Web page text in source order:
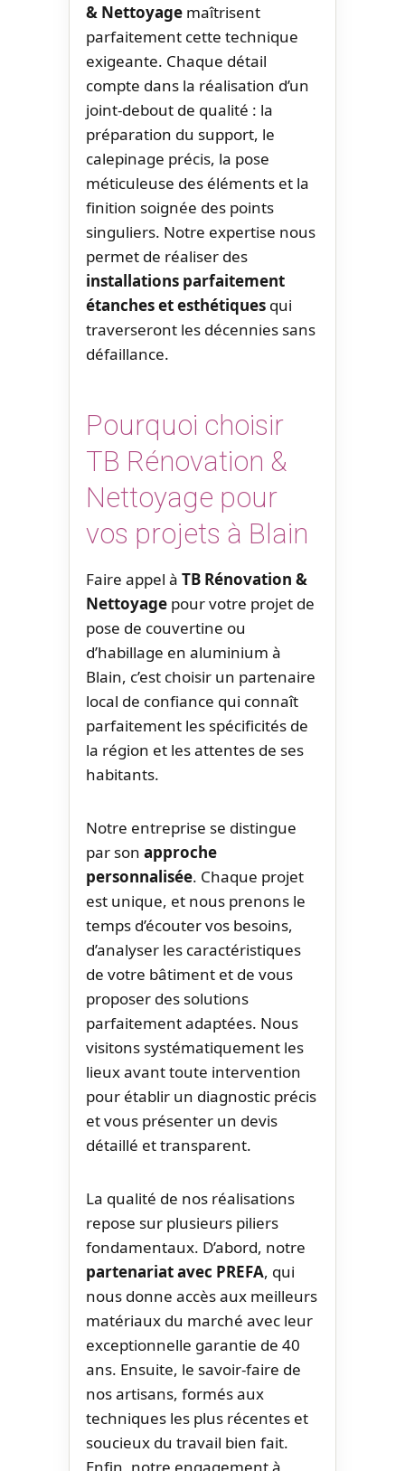
& Nettoyage maîtrisent
parfaitement cette technique
exigeante. Chaque détail
compte dans la réalisation d’un
joint-debout de qualité : la
préparation du support, le
calepinage précis, la pose
méticuleuse des éléments et la
finition soignée des points
singuliers. Notre expertise nous
permet de réaliser des
installations parfaitement
étanches et esthétiques qui
traverseront les décennies sans
défaillance.
Pourquoi choisir
TB Rénovation &
Nettoyage pour
vos projets à Blain
Faire appel à TB Rénovation &
Nettoyage pour votre projet de
pose de couvertine ou
d’habillage en aluminium à
Blain, c’est choisir un partenaire
local de confiance qui connaît
parfaitement les spécificités de
la région et les attentes de ses
habitants.
Notre entreprise se distingue
par son approche
personnalisée. Chaque projet
est unique, et nous prenons le
temps d’écouter vos besoins,
d’analyser les caractéristiques
de votre bâtiment et de vous
proposer des solutions
parfaitement adaptées. Nous
visitons systématiquement les
lieux avant toute intervention
pour établir un diagnostic précis
et vous présenter un devis
détaillé et transparent.
La qualité de nos réalisations
repose sur plusieurs piliers
fondamentaux. D’abord, notre
partenariat avec PREFA, qui
nous donne accès aux meilleurs
matériaux du marché avec leur
exceptionnelle garantie de 40
ans. Ensuite, le savoir-faire de
nos artisans, formés aux
techniques les plus récentes et
soucieux du travail bien fait.
Enfin, notre engagement à